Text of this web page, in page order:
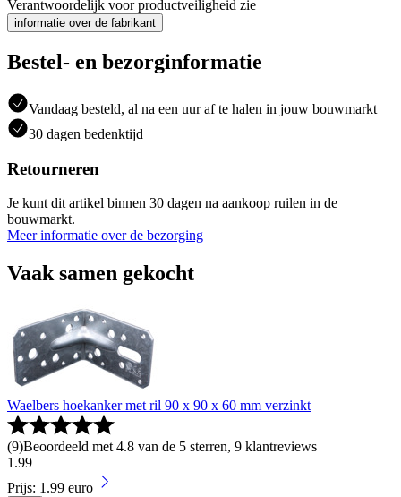
Verantwoordelijk voor productveiligheid zie
informatie over de fabrikant
Bestel- en bezorginformatie
Vandaag besteld, al na een uur af te halen in jouw bouwmarkt
30 dagen bedenktijd
Retourneren
Je kunt dit artikel binnen 30 dagen na aankoop ruilen in de
bouwmarkt.
Meer informatie over de bezorging
Vaak samen gekocht
Waelbers hoekanker met ril 90 x 90 x 60 mm verzinkt
(9)Beoordeeld met 4.8 van de 5 sterren, 9 klantreviews
1 .99
Prijs: 1.99 euro